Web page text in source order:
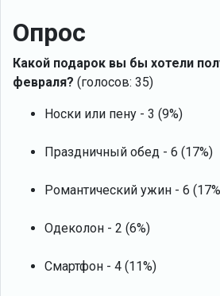
Опрос
Какой подарок вы бы хотели
февраля? (голосов: 35)
Носки или пену - 3 (9%)
Праздничный обед - 6 (17%)
Романтический ужин - 6
Одеколон - 2 (6%)
Смартфон - 4 (11%)